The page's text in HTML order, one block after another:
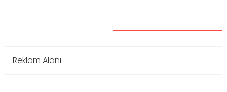
Reklam Alanı